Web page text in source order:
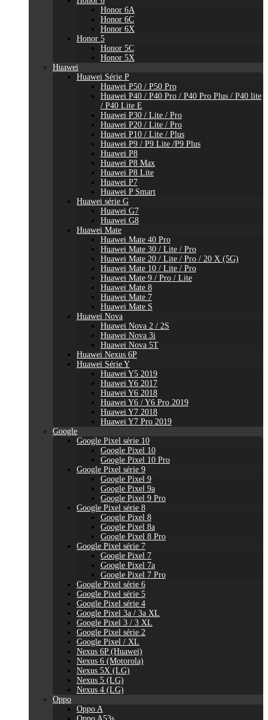
Honor 6A
Honor 6C
Honor 6X
Honor 5
Honor 5C
Honor 5X
Huawei
Huawei Série P
Huawei P50 / P50 Pro
Huawei P40 / P40 Pro / P40 Pro Plus / P40 lite
/ P40 Lite E
Huawei P30 / Lite / Pro
Huawei P20 / Lite / Pro
Huawei P10 / Lite / Plus
Huawei P9 / P9 Lite /P9 Plus
Huawei P8
Huawei P8 Max
Huawei P8 Lite
Huawei P7
Huawei P Smart
Huawei série G
Huawei G7
Huawei G8
Huawei Mate
Huawei Mate 40 Pro
Huawei Mate 30 / Lite / Pro
Huawei Mate 20 / Lite / Pro / 20 X (5G)
Huawei Mate 10 / Lite / Pro
Huawei Mate 9 / Pro / Lite
Huawei Mate 8
Huawei Mate 7
Huawei Mate S
Huawei Nova
Huawei Nova 2 / 2S
Huawei Nova 3i
Huawei Nova 5T
Huawei Nexus 6P
Huawei Série Y
Huawei Y5 2019
Huawei Y6 2017
Huawei Y6 2018
Huawei Y6 / Y6 Pro 2019
Huawei Y7 2018
Huawei Y7 Pro 2019
Google
Google Pixel série 10
Google Pixel 10
Google Pixel 10 Pro
Google Pixel série 9
Google Pixel 9
Google Pixel 9a
Google Pixel 9 Pro
Google Pixel série 8
Google Pixel 8
Google Pixel 8a
Google Pixel 8 Pro
Google Pixel série 7
Google Pixel 7
Google Pixel 7a
Google Pixel 7 Pro
Google Pixel série 6
Google Pixel série 5
Google Pixel série 4
Google Pixel 3a / 3a XL
Google Pixel 3 / 3 XL
Google Pixel série 2
Google Pixel / XL
Nexus 6P (Huawei)
Nexus 6 (Motorola)
Nexus 5X (LG)
Nexus 5 (LG)
Nexus 4 (LG)
Oppo
Oppo A